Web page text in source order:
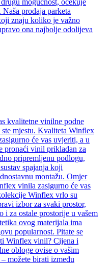
prodaja parketa
znaju koliko je važno
ona najbolje odolijeva
kvalitetne vinilne podne
mjestu. Kvaliteta Winflex
će vas uvjeriti, a u
pronaći vinil prikladan za
pripremljenu podlogu,
spajanja koji
montažu. Omjer
vinila zasigurno će vas
Winflex vrlo su
izbor za svaki prostor,
i za ostale prostorije u vašem
ovog materijala ima
popularnost. Pitate se
Winflex vinil? Cijena i
obloge ovise o vašim
možete birati između